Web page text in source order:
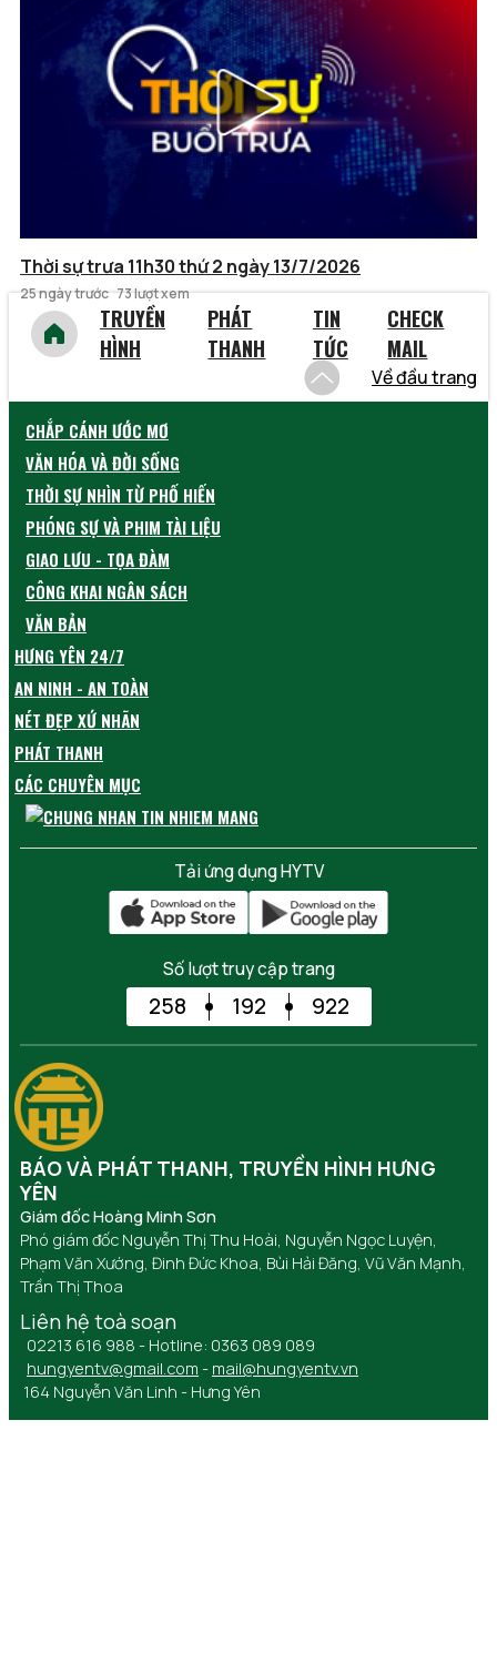
Thời sự trưa 11h30 thứ 2 ngày 13/7/2026
25 ngày trước 73 lượt xem
TRUYỀN
HÌNH
PHÁT
THANH
TIN
TỨC
CHECK
MAIL
Về đầu trang
CHẮP CÁNH ƯỚC MƠ
VĂN HÓA VÀ ĐỜI SỐNG
THỜI SỰ NHÌN TỪ PHỐ HIẾN
PHÓNG SỰ VÀ PHIM TÀI LIỆU
GIAO LƯU - TỌA ĐÀM
CÔNG KHAI NGÂN SÁCH
VĂN BẢN
HƯNG YÊN 24/7
AN NINH - AN TOÀN
NÉT ĐẸP XỨ NHÃN
PHÁT THANH
CÁC CHUYÊN MỤC
Tải ứng dụng HYTV
Số lượt truy cập trang
258 192 922
BÁO VÀ PHÁT THANH, TRUYỀN HÌNH HƯNG
YÊN
Giám đốc Hoàng Minh Sơn
Phó giám đốc Nguyễn Thị Thu Hoài, Nguyễn Ngọc Luyện,
Phạm Văn Xướng, Đinh Đức Khoa, Bùi Hải Đăng, Vũ Văn Mạnh,
Trần Thị Thoa
Liên hệ toà soạn
02213 616 988 - Hotline: 0363 089 089
hungyentv@gmail.com - mail@hungyentv.vn
164 Nguyễn Văn Linh - Hưng Yên